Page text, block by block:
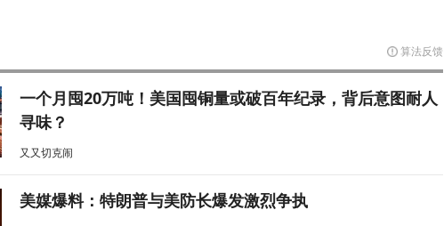
算法反馈
一个月囤20万吨！美国囤铜量或破百年纪录，背后意图耐人
寻味？
又又切克闹
美媒爆料：特朗普与美防长爆发激烈争执